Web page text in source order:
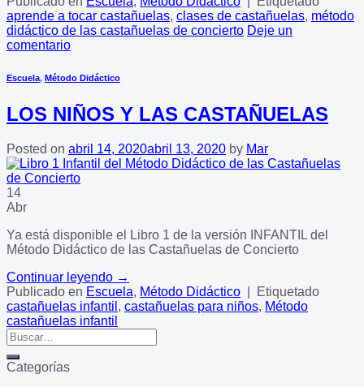
aprende a tocar castañuelas, clases de castañuelas, método
didáctico de las castañuelas de concierto Deje un
comentario
Escuela, Método Didáctico
LOS NIÑOS Y LAS CASTAÑUELAS
Posted on abril 14, 2020abril 13, 2020 by Mar
14
Abr
Ya está disponible el Libro 1 de la versión INFANTIL del
Método Didáctico de las Castañuelas de Concierto
Continuar leyendo →
Publicado en Escuela, Método Didáctico
Etiquetado
castañuelas infantil , castañuelas para niños, Método
castañuelas infantil
Categorías